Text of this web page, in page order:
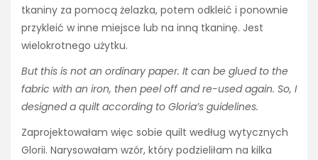
tkaniny za pomocą żelazka, potem odkleić i ponownie
przykleić w inne miejsce lub na inną tkaninę. Jest
wielokrotnego użytku.
But this is not an ordinary paper. It can be glued to the
fabric with an iron, then peel off and re-used again. So, I
designed a quilt according to Gloria’s guidelines.
Zaprojektowałam więc sobie quilt według wytycznych
Glorii. Narysowałam wzór, który podzieliłam na kilka